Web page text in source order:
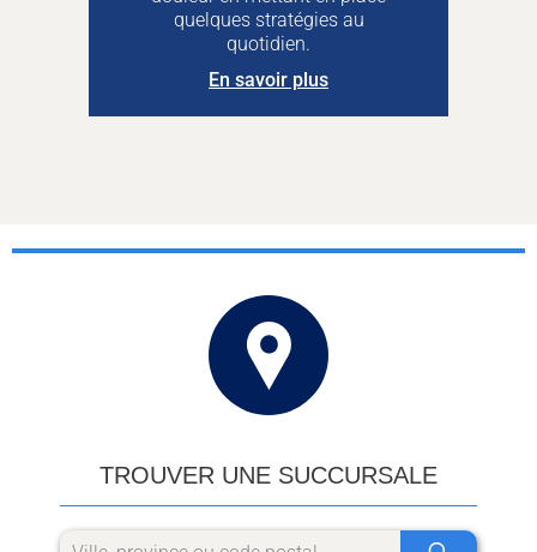
quelques stratégies au
quotidien.
En savoir plus
TROUVER UNE SUCCURSALE